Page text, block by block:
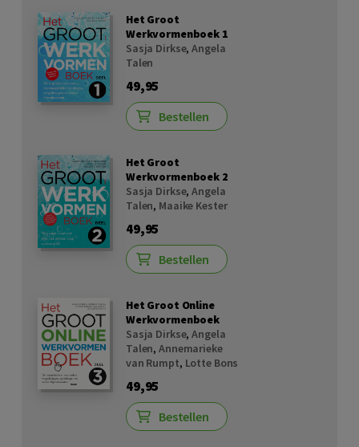
Het Groot
Werkvormenboek 1
Sasja Dirkse,Angela
Talen
49,95
Bestellen
Het Groot
Werkvormenboek 2
Sasja Dirkse,Angela
Talen, Maaike Kester
49,95
Bestellen
Het Groot Online
Werkvormenboek
Sasja Dirkse,Angela
Talen,Annemarieke
van Rumpt, Lotte Bons
49,95
Bestellen